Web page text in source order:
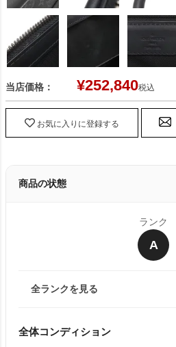
当店価格： ¥252,840税込
お気に入りに登録する
商品の状態
ランク
A
全ランクを見る
全体コンディション